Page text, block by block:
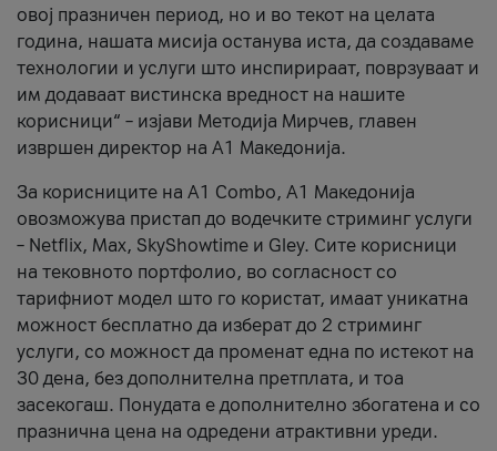
овој празничен период, но и во текот на целата
година, нашата мисија останува иста, да создаваме
технологии и услуги што инспирираат, поврзуваат и
им додаваат вистинска вредност на нашите
корисници“ – изјави Методија Мирчев, главен
извршен директор на А1 Македонија.
За корисниците на A1 Combo, А1 Македонија
овозможува пристап до водечките стриминг услуги
– Netflix, Max, SkyShowtime и Gley. Сите корисници
на тековното портфолио, во согласност со
тарифниот модел што го користат, имаат уникатна
можност бесплатно да изберат до 2 стриминг
услуги, со можност да променат една по истекот на
30 дена, без дополнителна претплата, и тоа
засекогаш. Понудата е дополнително збогатена и со
празнична цена на одредени атрактивни уреди.